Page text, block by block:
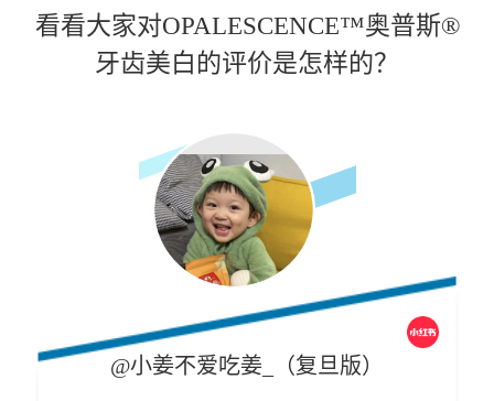
看看大家对OPALESCENCE™奥普斯®
牙齿美白的评价是怎样的？
@小姜不爱吃姜_（复旦版）